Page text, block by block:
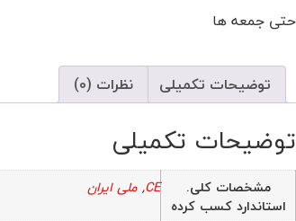
حتی جمعه ها
توضیحات تکمیلی نظرات (0)
توضیحات تکمیلی
مشخصات کلی.
استاندارد کسب کرده
CE
, ملی ایران